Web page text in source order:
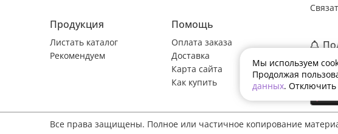
Продукция
Листать каталог
Рекомендуем
Помощь
Оплата заказа
Доставка
Карта сайта
Как купить
Все права защищены. Полное или частичное копирование
Мы используем
Продолжая
данных. Отключить